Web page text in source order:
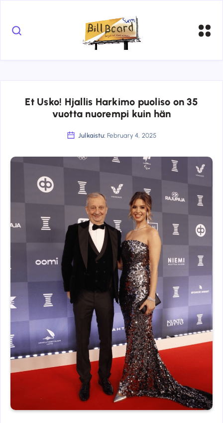
Et Usko! Hjallis Harkimo puoliso on 35
vuotta nuorempi kuin hän
Julkaistu: February 4, 2025